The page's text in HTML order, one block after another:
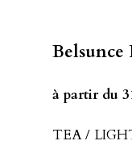
Belsunce
à partir du
TEA /